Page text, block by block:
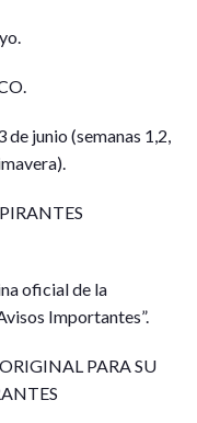
junio (semanas 1,2,
oficial de la
Importantes”.
PARA SU